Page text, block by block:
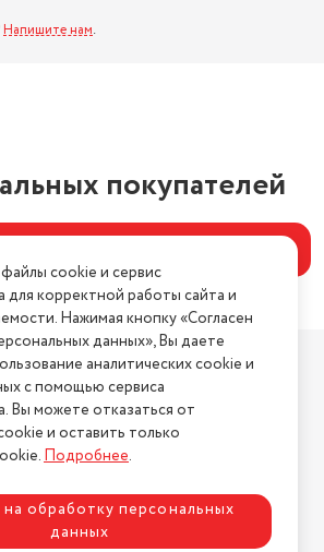
Напишите нам.
покупателей
Компания
О компании
Магазины
Бренды
Для бизнеса
cookie и сервис
для корректной работы сайта и
Нажимая кнопку «Согласен
данных», Вы даете
аналитических cookie и
с помощью сервиса
Вы можете отказаться от
и оставить только
Подробнее.
на обработку персональных
данных